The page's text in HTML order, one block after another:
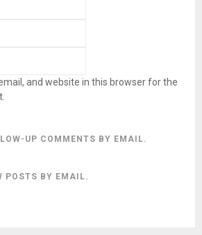
and website in this browser for the
UP COMMENTS BY EMAIL.
POSTS BY EMAIL.